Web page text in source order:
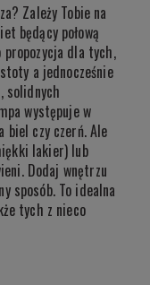
Zależy Tobie na
będący połową
propozycja dla tych,
a jednocześnie
solidnych
występuje w
biel czy czerń. Ale
lakier) lub
Dodaj wnętrzu
sposób. To idealna
tych z nieco